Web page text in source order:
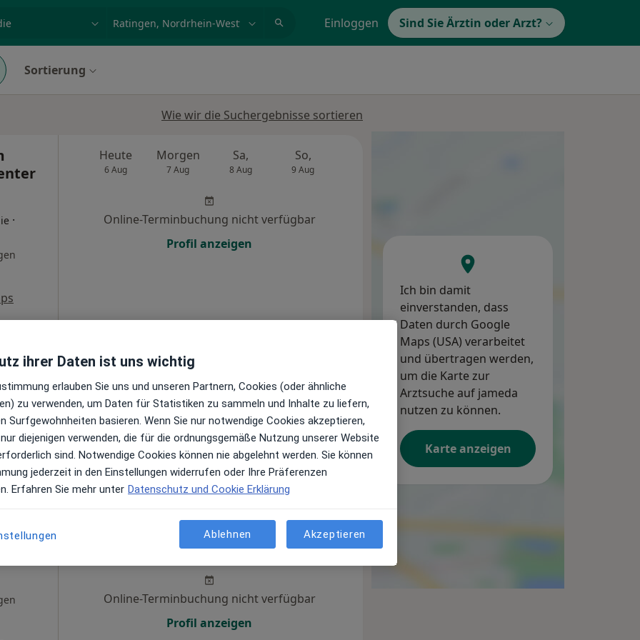
Einloggen Sind Sie Ärztin oder Arzt?
Sortierung
Wie wir die Suchergebnisse sortieren
·
Heute
6 Aug
Morgen
7 Aug
Sa,
8 Aug
So,
9 Aug
Online-Terminbuchung nicht verfügbar
Profil anzeigen
von Ratingen, Nordrhein-Westfalen in Gebieten nahe Ihrer
7 Aug
Sa,
8 Aug
So,
9 Aug
Mo,
10 Aug
Online-Terminbuchung nicht verfügbar
Profil anzeigen
Ich bin damit
einverstanden, dass
Daten durch Google
Maps (USA) verarbeitet
und übertragen werden,
um die Karte zur
Arztsuche auf jameda
nutzen zu können.
Karte anzeigen
ihrer Daten ist uns wichtig
erlauben Sie uns und unseren Partnern, Cookies (oder ähnliche
zu verwenden, um Daten für Statistiken zu sammeln und Inhalte zu liefern,
Surfgewohnheiten basieren. Wenn Sie nur notwendige Cookies akzeptieren,
diejenigen verwenden, die für die ordnungsgemäße Nutzung unserer Website
sind. Notwendige Cookies können nie abgelehnt werden. Sie können
jederzeit in den Einstellungen widerrufen oder Ihre Präferenzen
Erfahren Sie mehr unter Datenschutz und Cookie Erklärung
Ablehnen Akzeptieren